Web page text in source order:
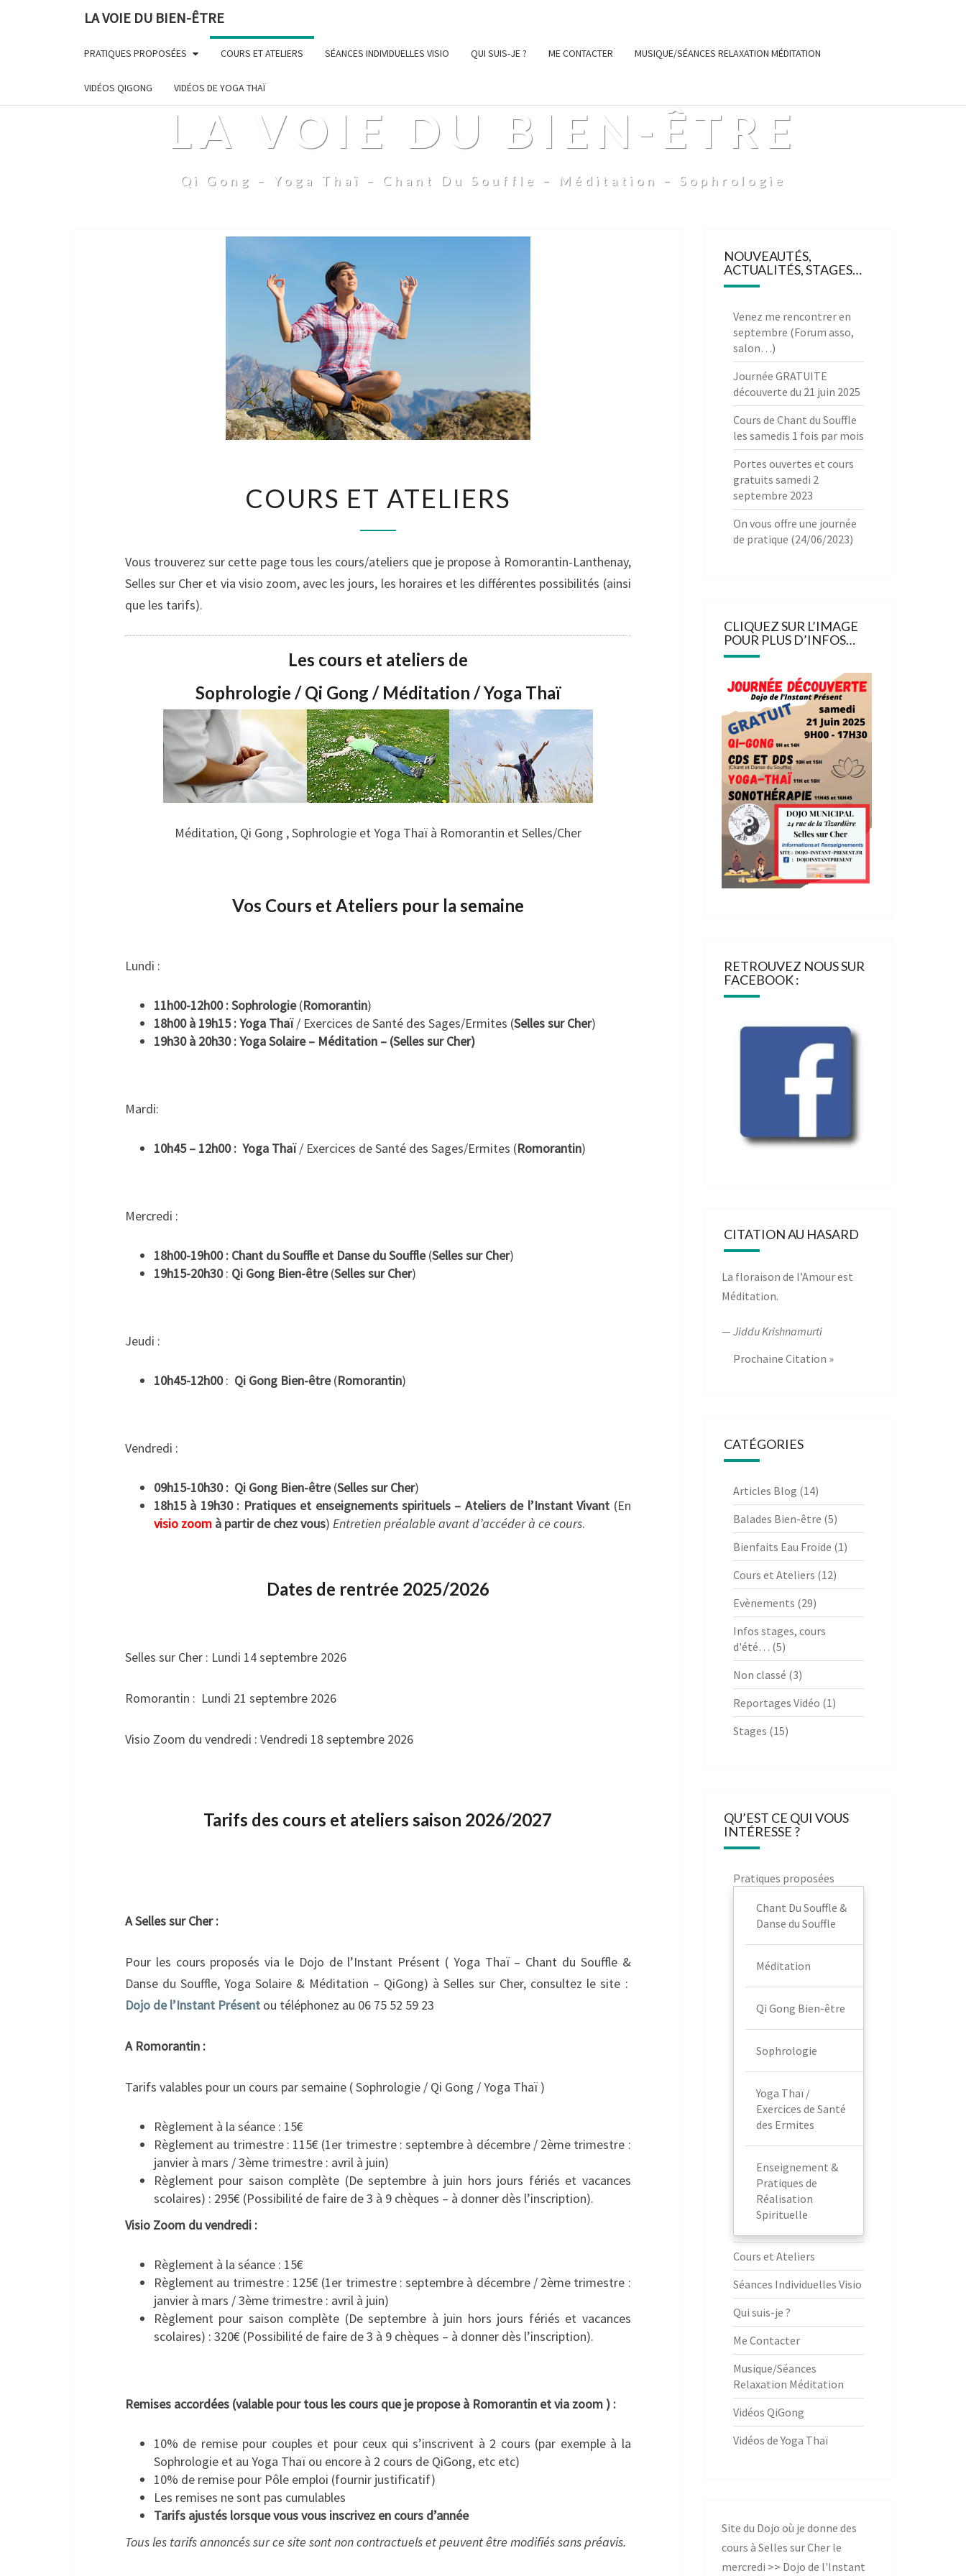
LA VOIE DU BIEN-ÊTRE
PRATIQUES PROPOSÉES COURS ET ATELIERS SÉANCES INDIVIDUELLES VISIO QUI SUIS-JE ? ME CONTACTER MUSIQUE/SÉANCES RELAXATION MÉDITATION
VIDÉOS QIGONG VIDÉOS DE YOGA THAÏ
LA VOIE DU BIEN-ÊTRE
Qi Gong – Yoga Thaï – Chant Du Souffle – Méditation – Sophrologie
ET
COURS ET ATELIERS
Vous trouverez sur cette page tous les cours/ateliers que je propose à Romorantin-Lanthenay,
Selles sur Cher et via visio zoom, avec les jours, les horaires et les différentes possibilités (ainsi
que les tarifs).
Les cours et ateliers de
Sophrologie / Qi Gong / Méditation / Yoga Thaï
Méditation, Qi Gong , Sophrologie et Yoga Thaï à Romorantin et Selles/Cher
Vos Cours et Ateliers pour la semaine
Lundi :
11h00-12h00 : Sophrologie(Romorantin)
18h00 à 19h15 : Yoga Thaï/ Exercices de Santé des Sages/Ermites (Selles sur Cher)
19h30 à 20h30 : Yoga Solaire – Méditation – (Selles sur Cher)
Mardi:
10h45 – 12h00 : Yoga Thaï/ Exercices de Santé des Sages/Ermites (Romorantin)
Mercredi :
18h00-19h00 : Chant du Souffle et Danse du Souffle(Selles sur Cher)
19h15-20h30: Qi Gong Bien-être(Selles sur Cher)
Jeudi :
10h45-12h00: Qi Gong Bien-être(Romorantin)
Vendredi :
09h15-10h30 : Qi Gong Bien-être(Selles sur Cher)
18h15 à 19h30 : Pratiques et enseignements spirituels – Ateliers de l’Instant Vivant (En
visio zoom à partir de chez vous) Entretien préalable avant d’accéder à ce cours.
Dates de rentrée 2025/2026
Selles sur Cher : Lundi 14 septembre 2026
Romorantin : Lundi 21 septembre 2026
Visio Zoom du vendredi : Vendredi 18 septembre 2026
Tarifs des cours et ateliers saison 2026/2027
A Selles sur Cher :
Pour les cours proposés via le Dojo de l’Instant Présent ( Yoga Thaï – Chant du Souffle &
Danse du Souffle, Yoga Solaire & Méditation – QiGong) à Selles sur Cher, consultez le site :
Dojo de l’Instant Présent ou téléphonez au 06 75 52 59 23
A Romorantin :
Tarifs valables pour un cours par semaine ( Sophrologie / Qi Gong / Yoga Thaï )
Règlement à la séance : 15€
Règlement au trimestre : 115€ (1er trimestre : septembre à décembre / 2ème trimestre :
janvier à mars / 3ème trimestre : avril à juin)
Règlement pour saison complète (De septembre à juin hors jours fériés et vacances
scolaires) : 295€ (Possibilité de faire de 3 à 9 chèques – à donner dès l’inscription).
Visio Zoom du vendredi :
Règlement à la séance : 15€
Règlement au trimestre : 125€ (1er trimestre : septembre à décembre / 2ème trimestre :
janvier à mars / 3ème trimestre : avril à juin)
Règlement pour saison complète (De septembre à juin hors jours fériés et vacances
scolaires) : 320€ (Possibilité de faire de 3 à 9 chèques – à donner dès l’inscription).
Remises accordées (valable pour tous les cours que je propose à Romorantin et via zoom ) :
10% de remise pour couples et pour ceux qui s’inscrivent à 2 cours (par exemple à la
Sophrologie et au Yoga Thaï ou encore à 2 cours de QiGong, etc etc)
10% de remise pour Pôle emploi (fournir justificatif)
Les remises ne sont pas cumulables
Tarifs ajustés lorsque vous vous inscrivez en cours d’année
Tous les tarifs annoncés sur ce site sont non contractuels et peuvent être modifiés sans préavis.
NOUVEAUTÉS,
ACTUALITÉS, STAGES…
Venez me rencontrer en
septembre (Forum asso,
salon…)
Journée GRATUITE
découverte du 21 juin 2025
Cours de Chant du Souffle
les samedis 1 fois par mois
Portes ouvertes et cours
gratuits samedi 2
septembre 2023
On vous offre une journée
de pratique (24/06/2023)
CLIQUEZ SUR L’IMAGE
POUR PLUS D’INFOS…
RETROUVEZ NOUS SUR
FACEBOOK :
CITATION AU HASARD
La floraison de l’Amour est
Méditation.
— Jiddu Krishnamurti
Prochaine Citation »
CATÉGORIES
Articles Blog (14)
Balades Bien-être (5)
Bienfaits Eau Froide (1)
Cours et Ateliers (12)
Evènements (29)
Infos stages, cours
d'été… (5)
Non classé (3)
Reportages Vidéo (1)
Stages (15)
QU’EST CE QUI VOUS
INTÉRESSE ?
Pratiques proposées
Chant Du Souffle &
Danse du Souffle
Méditation
Qi Gong Bien-être
Sophrologie
Yoga Thaï /
Exercices de Santé
des Ermites
Enseignement &
Pratiques de
Réalisation
Spirituelle
Cours et Ateliers
Séances Individuelles Visio
Qui suis-je ?
Me Contacter
Musique/Séances
Relaxation Méditation
Vidéos QiGong
Vidéos de Yoga Thaï
Site du Dojo où je donne des
cours à Selles sur Cher le
mercredi >> Dojo de l'Instant